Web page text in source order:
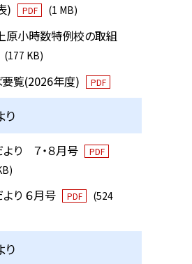
)
PDF (1 MB)
小時数特例校の取組
(177 KB)
覧(2026年度) PDF
り
より ７・８月号 PDF
り ６月号 PDF
(524
り